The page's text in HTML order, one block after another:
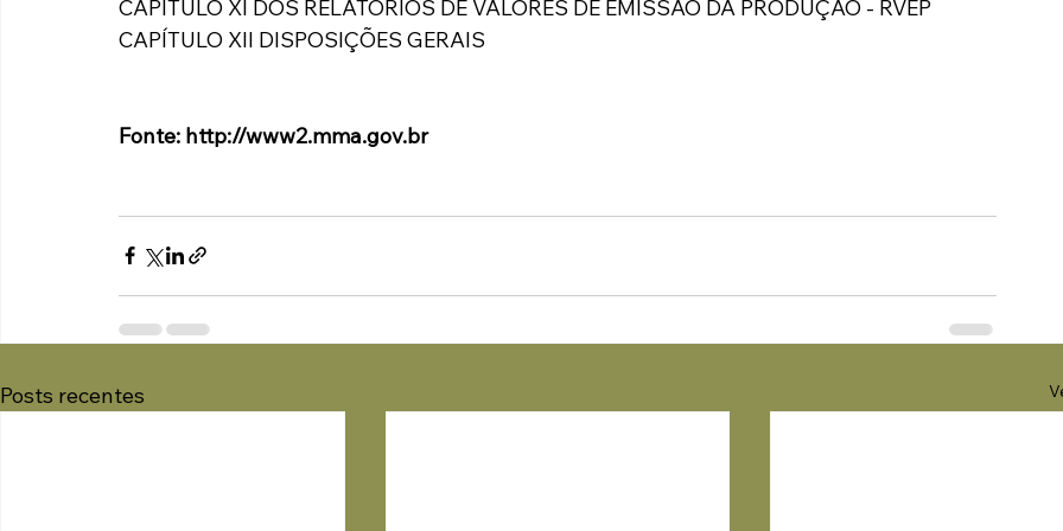
CAPÍTULO XI DOS RELATÓRIOS DE VALORES DE EMISSÃO DA PRODUÇÃO - RVEP
CAPÍTULO XII DISPOSIÇÕES GERAIS
Fonte: http://www2.mma.gov.br
Posts recentes